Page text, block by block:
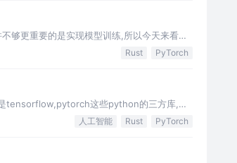
够更重要的是实现模型训练,所以今天来看看
Rust PyTorch
tensorflow,pytorch这些python的三方库,既
人工智能 Rust PyTorch